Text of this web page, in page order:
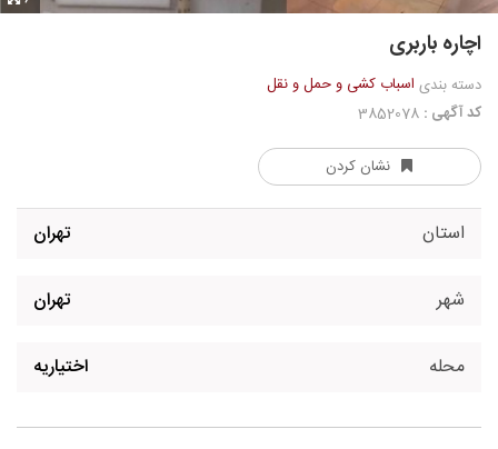
اچاره باربری
دسته بندی اسباب کشی و حمل و نقل
کد آگهی :
نشان کردن
استان تهران
شهر تهران
محله اختیاریه